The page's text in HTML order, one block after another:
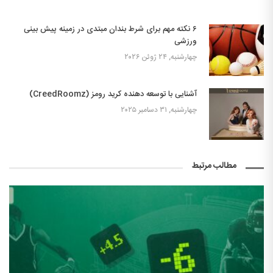
۶ نکته مهم برای شرط بندان مبتدی در زمینه پیش بینی
ورزشی
چهارشنبه, ۲۴ ژوئن ۲۰۲۶
آشنایی با توسعه دهنده کرید رومز (CreedRoomz)
چهارشنبه, ۳۱ دسامبر ۲۰۲۵
مطالب مرتبط